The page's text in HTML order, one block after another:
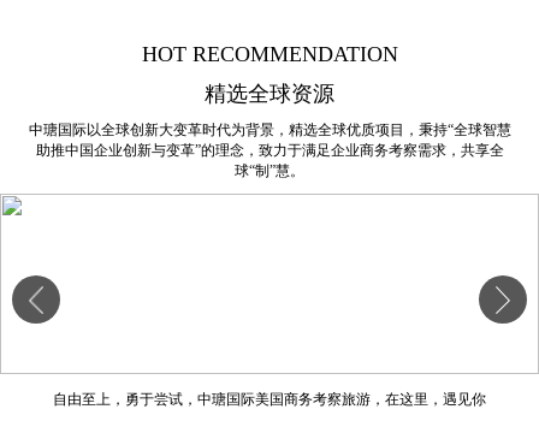
HOT RECOMMENDATION
精选全球资源
中瑭国际以全球创新大变革时代为背景，精选全球优质项目，秉持“全球智慧
助推中国企业创新与变革”的理念，致力于满足企业商务考察需求，共享全
球“制”慧。
自由至上，勇于尝试，中瑭国际美国商务考察旅游，在这里，遇见你